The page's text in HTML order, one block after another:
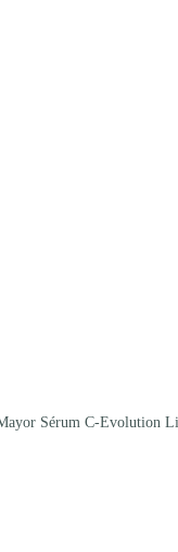
Sérum C-Evolution